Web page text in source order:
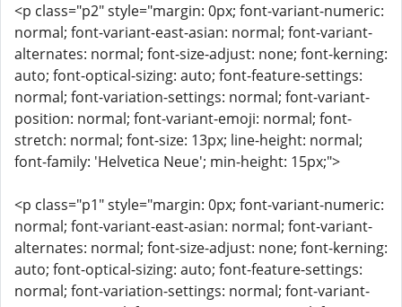
<p class="p2" style="margin: 0px; font-variant-numeric:
normal; font-variant-east-asian: normal; font-variant-
alternates: normal; font-size-adjust: none; font-kerning:
auto; font-optical-sizing: auto; font-feature-settings:
normal; font-variation-settings: normal; font-variant-
position: normal; font-variant-emoji: normal; font-
stretch: normal; font-size: 13px; line-height: normal;
font-family: 'Helvetica Neue'; min-height: 15px;">
<p class="p1" style="margin: 0px; font-variant-numeric:
normal; font-variant-east-asian: normal; font-variant-
alternates: normal; font-size-adjust: none; font-kerning:
auto; font-optical-sizing: auto; font-feature-settings:
normal; font-variation-settings: normal; font-variant-